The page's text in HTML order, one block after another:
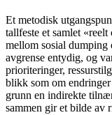
Et metodisk
tallfeste et samlet
mellom sosial dumping
avgrense entydig, og
prioriteringer,
blikk som om
grunn en indirekte
sammen gir et bilde av